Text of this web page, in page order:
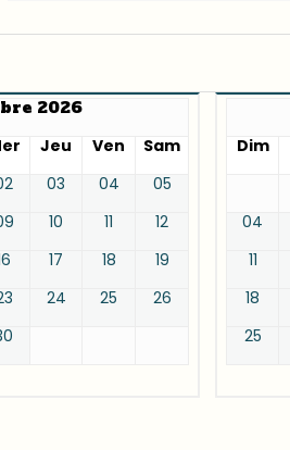
2026
Jeu Ven
Sam
03 04
05
10 11
12
17 18
19
24 25
26
Dim
04
11
18
25